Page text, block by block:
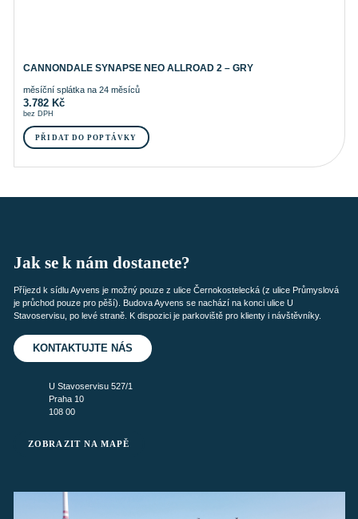
CANNONDALE SYNAPSE NEO ALLROAD 2 – GRY
měsíční splátka na 24 měsíců
3.782 Kč
bez DPH
PŘIDAT DO POPTÁVKY
Jak se k nám dostanete?
Příjezd k sídlu Ayvens je možný pouze z ulice Černokostelecká (z ulice Průmyslová
je průchod pouze pro pěší). Budova Ayvens se nachází na konci ulice U
Stavoservisu, po levé straně. K dispozici je parkoviště pro klienty i návštěvníky.
KONTAKTUJTE NÁS
U Stavoservisu 527/1
Praha 10
108 00
ZOBRAZIT NA MAPĚ